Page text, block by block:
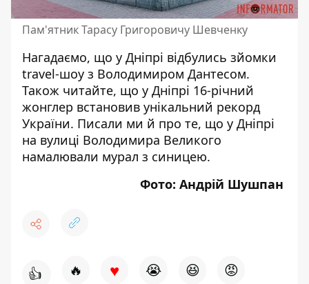
Пам'ятник Тарасу Григоровичу Шевченку
Нагадаємо, що у Дніпрі відбулись зйомки
travel-шоу з Володимиром Дантесом.
Також читайте, що у Дніпрі 16-річний
жонглер встановив унікальний рекорд
України. Писали ми й про те, що у Дніпрі
на вулиці Володимира Великого
намалювали мурал з синицею.
Фото: Андрій Шушпан
👍 🔥 ♥ 😭 😆 😡